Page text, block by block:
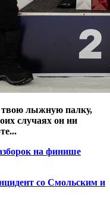
лыжную палку,
случаях он ни
на финише
со Смольским и